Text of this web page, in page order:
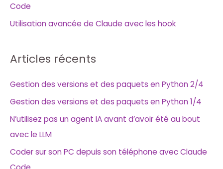
Code
Utilisation avancée de Claude avec les hook
Articles récents
Gestion des versions et des paquets en Python 2/4
Gestion des versions et des paquets en Python 1/4
N’utilisez pas un agent IA avant d’avoir été au bout
avec le LLM
Coder sur son PC depuis son téléphone avec Claude